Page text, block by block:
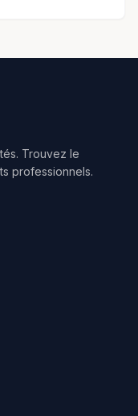
Trouvez le
professionnels.